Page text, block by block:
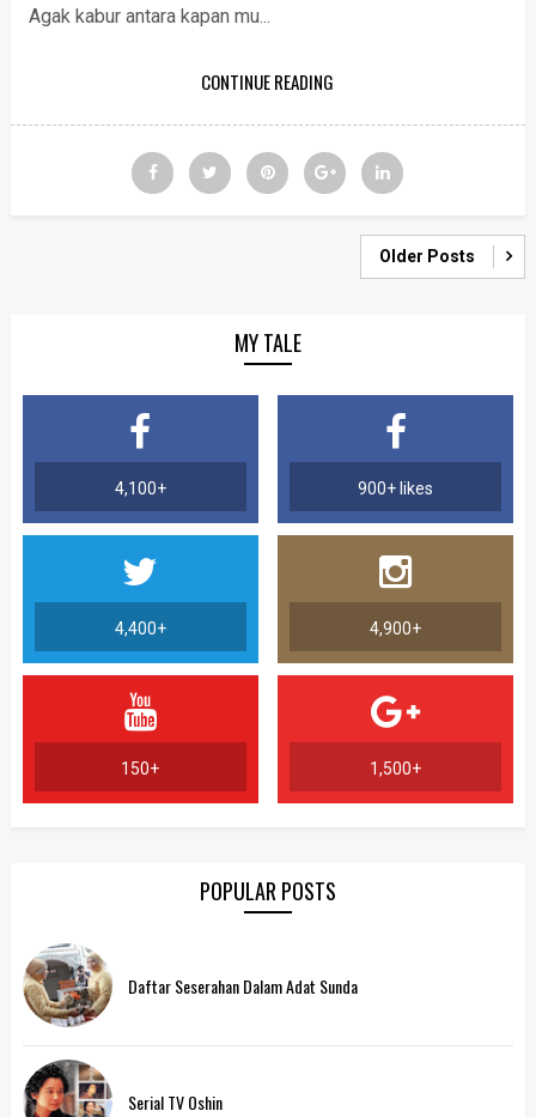
Agak kabur antara kapan mu...
CONTINUE READING
Older Posts
MY TALE
4,100+ 900+ likes
4,400+ 4,900+
150+ 1,500+
POPULAR POSTS
Daftar Seserahan Dalam Adat Sunda
Serial TV Oshin